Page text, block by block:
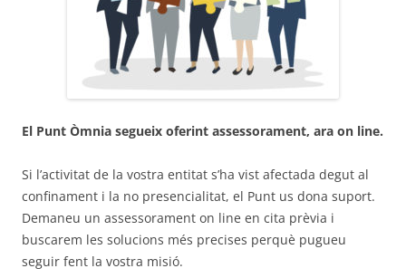
El Punt Òmnia segueix oferint assessorament, ara on line.
Si l’activitat de la vostra entitat s’ha vist afectada degut al
confinament i la no presencialitat, el Punt us dona suport.
Demaneu un assessorament on line en cita prèvia i
buscarem les solucions més precises perquè pugueu
seguir fent la vostra misió.